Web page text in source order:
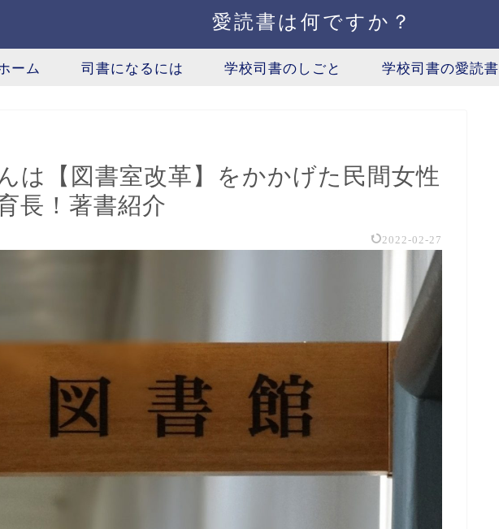
愛読書は何ですか？
ーム 司書になるには 学校司書のしごと 学校司書の愛読書
は【図書室改革】をかかげた民間女性
長！著書紹介
2022-02-27